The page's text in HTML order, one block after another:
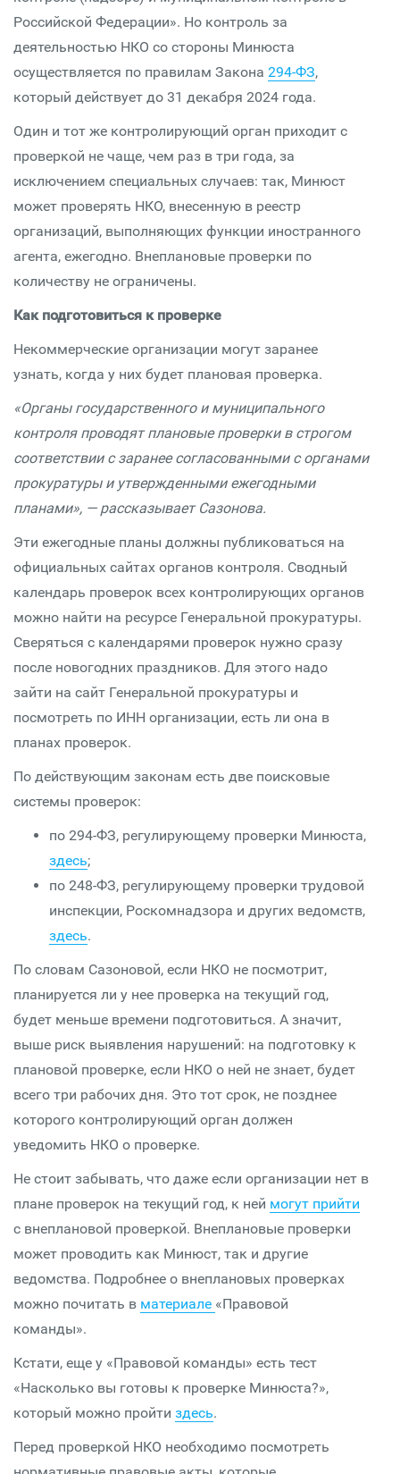
Российской Федерации». Но контроль за
деятельностью НКО со стороны Минюста
осуществляется по правилам Закона 294-ФЗ,
который действует до 31 декабря 2024 года.
Один и тот же контролирующий орган приходит с
проверкой не чаще, чем раз в три года, за
исключением специальных случаев: так, Минюст
может проверять НКО, внесенную в реестр
организаций, выполняющих функции иностранного
агента, ежегодно. Внеплановые проверки по
количеству не ограничены.
Как подготовиться к проверке
Некоммерческие организации могут заранее
узнать, когда у них будет плановая проверка.
«Органы государственного и муниципального
контроля проводят плановые проверки в строгом
соответствии с заранее согласованными с органами
прокуратуры и утвержденными ежегодными
планами», — рассказывает Сазонова.
Эти ежегодные планы должны публиковаться на
официальных сайтах органов контроля. Сводный
календарь проверок всех контролирующих органов
можно найти на ресурсе Генеральной прокуратуры.
Сверяться с календарями проверок нужно сразу
после новогодних праздников. Для этого надо
зайти на сайт Генеральной прокуратуры и
посмотреть по ИНН организации, есть ли она в
планах проверок.
По действующим законам есть две поисковые
системы проверок:
по 294-ФЗ, регулирующему проверки Минюста,
здесь;
по 248-ФЗ, регулирующему проверки трудовой
инспекции, Роскомнадзора и других ведомств,
здесь.
По словам Сазоновой, если НКО не посмотрит,
планируется ли у нее проверка на текущий год,
будет меньше времени подготовиться. А значит,
выше риск выявления нарушений: на подготовку к
плановой проверке, если НКО о ней не знает, будет
всего три рабочих дня. Это тот срок, не позднее
которого контролирующий орган должен
уведомить НКО о проверке.
Не стоит забывать, что даже если организации нет в
плане проверок на текущий год, к ней могут прийти
с внеплановой проверкой. Внеплановые проверки
может проводить как Минюст, так и другие
ведомства. Подробнее о внеплановых проверках
можно почитать в материале «Правовой
команды».
Кстати, еще у «Правовой команды» есть тест
«Насколько вы готовы к проверке Минюста?»,
который можно пройти здесь.
Перед проверкой НКО необходимо посмотреть